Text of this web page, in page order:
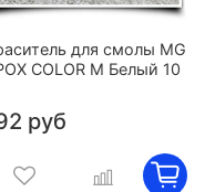
для смолы MG
COLOR M Белый 10
руб